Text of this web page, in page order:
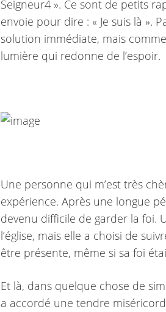
Seigneur4 ». Ce sont de petits
envoie pour dire : « Je suis là ».
solution immédiate, mais
lumière qui redonne de l’espoir.
Une personne qui m’est très
expérience. Après une longue
devenu difficile de garder la foi.
l’église, mais elle a choisi de
être présente, même si sa foi
Et là, dans quelque chose de
a accordé une tendre